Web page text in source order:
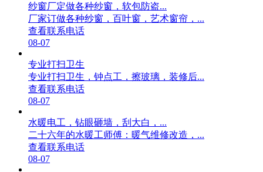
纱窗厂定做各种纱窗，软包防盗...
厂家订做各种纱窗，百叶窗，艺术窗帘，...
查看联系电话
08-07
专业打扫卫生
专业打扫卫生，钟点工，擦玻璃，装修后...
查看联系电话
08-07
水暖电工，钻眼砸墙，刮大白，...
二十六年的水暖工师傅：暖气维修改造，...
查看联系电话
08-07